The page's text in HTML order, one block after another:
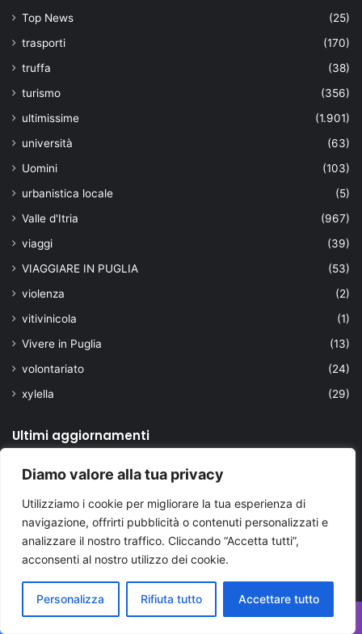
Diamo valore alla tua privacy
Utilizziamo i cookie per migliorare la tua esperienza di
navigazione, offrirti pubblicità o contenuti personalizzati e
analizzare il nostro traffico. Cliccando “Accetta tutti”,
acconsenti al nostro utilizzo dei cookie.
Personalizza Rifiuta tutto Accettare tutto
Top News
(25)
trasporti
(170)
truffa
(38)
turismo
(356)
ultimissime
(1.901)
università
(63)
Uomini
(103)
urbanistica locale
(5)
Valle d'Itria
(967)
viaggi
(39)
VIAGGIARE IN PUGLIA
(53)
violenza
(2)
vitivinicola
(1)
Vivere in Puglia
(13)
volontariato
(24)
xylella
(29)
Ultimi aggiornamenti